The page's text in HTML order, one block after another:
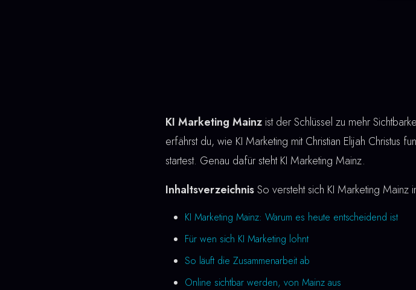
KI Marketing Mainz ist der Schlüssel zu mehr
erfährst du, wie KI Marketing mit Christian Elijah Christus
startest. Genau dafür steht KI Marketing Mainz.
InhaltsverzeichnisSo versteht sich KI Marketing Mainz
KI Marketing Mainz: Warum es heute entscheidend ist
Für wen sich KI Marketing lohnt
So läuft die Zusammenarbeit ab
Online sichtbar werden, von Mainz aus